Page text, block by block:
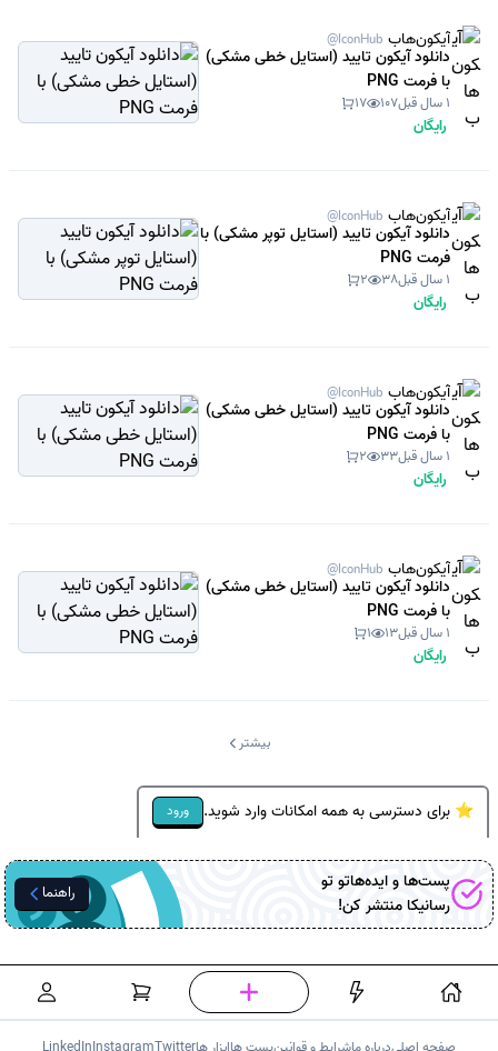
آیکون‌هاب @IconHub
دانلود آیکون تایید (استایل خطی مشکی)
با فرمت PNG
1 سال قبل 107
17
رایگان
آیکون‌هاب @IconHub
دانلود آیکون تایید (استایل توپر مشکی) با
فرمت PNG
1 سال قبل 38
2
رایگان
آیکون‌هاب @IconHub
دانلود آیکون تایید (استایل خطی مشکی)
با فرمت PNG
1 سال قبل 33
2
رایگان
آیکون‌هاب @IconHub
دانلود آیکون تایید (استایل خطی مشکی)
با فرمت PNG
1 سال قبل 13
1
رایگان
بیشتر
⭐ برای دسترسی به همه امکانات وارد شوید. ورود
پست‌ها و ایده‌هاتو تو
رسانیکامنتشر کن! راهنما